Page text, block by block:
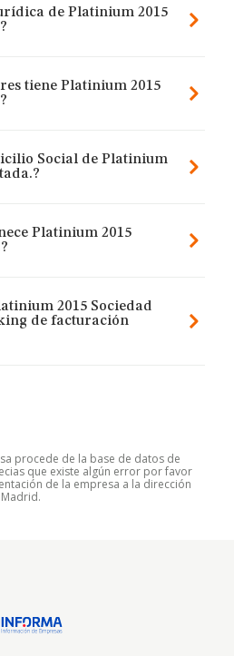
de Platinium 2015
tiene Platinium 2015
Social de Platinium
Platinium 2015
2015 Sociedad
de facturación
procede de la base de datos de
que existe algún error por favor
de la empresa a la dirección